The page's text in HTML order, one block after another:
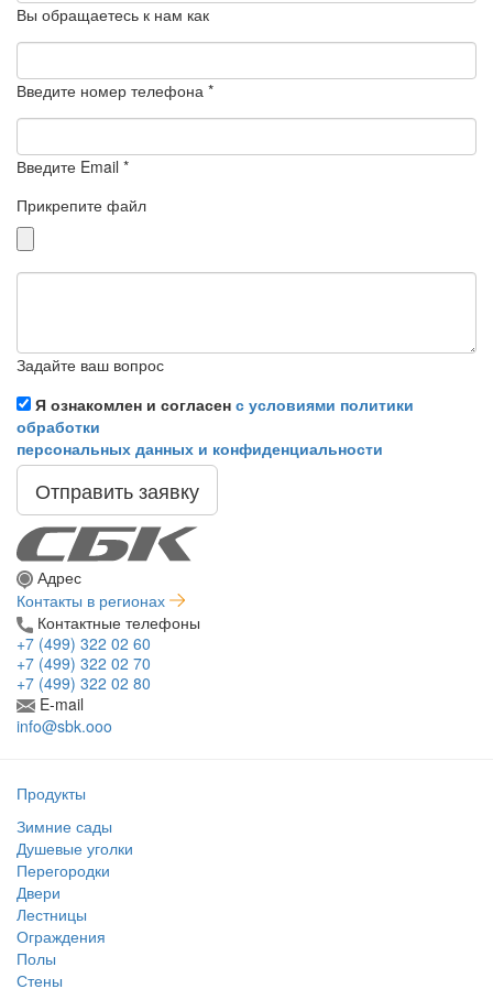
Вы обращаетесь к нам как
Введите номер телефона *
Введите Email *
Прикрепите файл
Задайте ваш вопрос
Я ознакомлен и согласен с условиями политики
обработки
персональных данных и конфиденциальности
Отправить заявку
Адрес
Контакты в регионах
Контактные телефоны
+7 (499) 322 02 60
+7 (499) 322 02 70
+7 (499) 322 02 80
E-mail
info@sbk.ooo
Продукты
Зимние сады
Душевые уголки
Перегородки
Двери
Лестницы
Ограждения
Полы
Стены